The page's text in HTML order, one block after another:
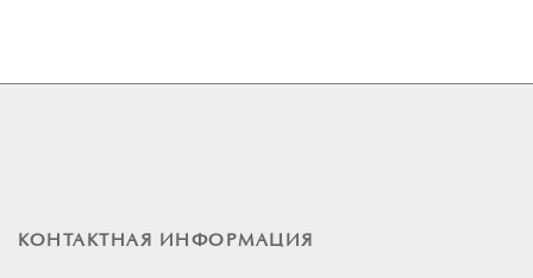
КОНТАКТНАЯ ИНФОРМАЦИЯ